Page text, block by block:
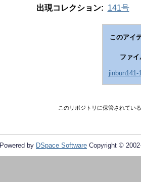
出現コレクション: 141号
このアイ
ファイ
jinbun141-
このリポジトリに保管されてい
Powered by DSpace Software Copyright ©